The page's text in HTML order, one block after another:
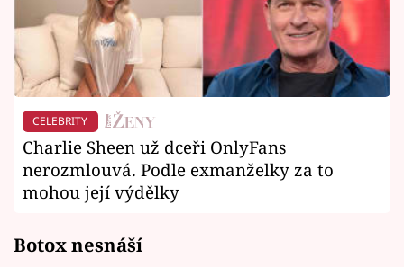
CELEBRITY
Charlie Sheen už dceři OnlyFans
nerozmlouvá. Podle exmanželky za to
mohou její výdělky
Botox nesnáší